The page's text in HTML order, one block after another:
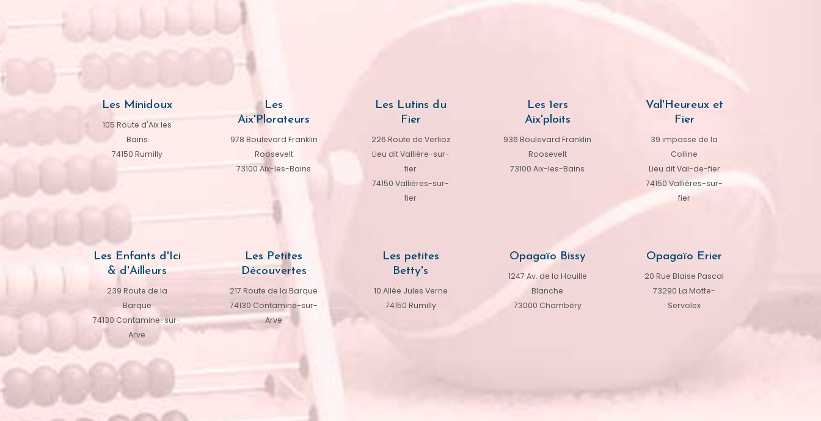
Les Minidoux
105 Route d'Aix les
Bains
74150 Rumilly
Les
Aix'Plorateurs
978 Boulevard Franklin
Roosevelt
73100 Aix-les-Bains
Les Lutins du
Fier
226 Route de Verlioz
Lieu dit Vallière-sur-
fier
74150 Vallières-sur-
fier
Les 1ers
Aix'ploits
936 Boulevard Franklin
Roosevelt
73100 Aix-les-Bains
Val'Heureux et
Fier
39 impasse de la
Colline
Lieu dit Val-de-fier
74150 Vallières-sur-
fier
Les Enfants d'Ici
& d'Ailleurs
239 Route de la
Barque
74130 Contamine-sur-
Arve
Les Petites
Découvertes
217 Route de la Barque
74130 Contamine-sur-
Arve
Les petites
Betty's
10 Allée Jules Verne
74150 Rumilly
Opagaïo Bissy
1247 Av. de la Houille
Blanche
73000 Chambéry
Opagaïo Erier
20 Rue Blaise Pascal
73290 La Motte-
Servolex